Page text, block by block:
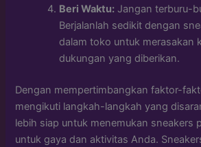
Beri Waktu: Jangan terburu-
Berjalanlah sedikit dengan
dalam toko untuk merasakan
dukungan yang diberikan.
Dengan mempertimbangkan faktor-
mengikuti langkah-langkah yang
lebih siap untuk menemukan sneakers
untuk gaya dan aktivitas Anda.